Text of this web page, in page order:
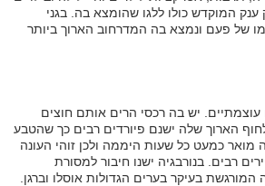
המוקדש כולו ללגו שהומצא בה. בגני
של פעם ונמצא בה המדרחוב הארוך ביותר
עוצמתיים. יש בה רכסי הרים אותם חוצים
הארוך שלה ישנם פיורדים רבים כך שהטבע
כמעט כל שעות היממה ולכן זוהי העונה
רבים. בנורבגיה ישנו חיבור למסורת
המורגשת בעיקר בערים הגדולות אוסלו וברגן.